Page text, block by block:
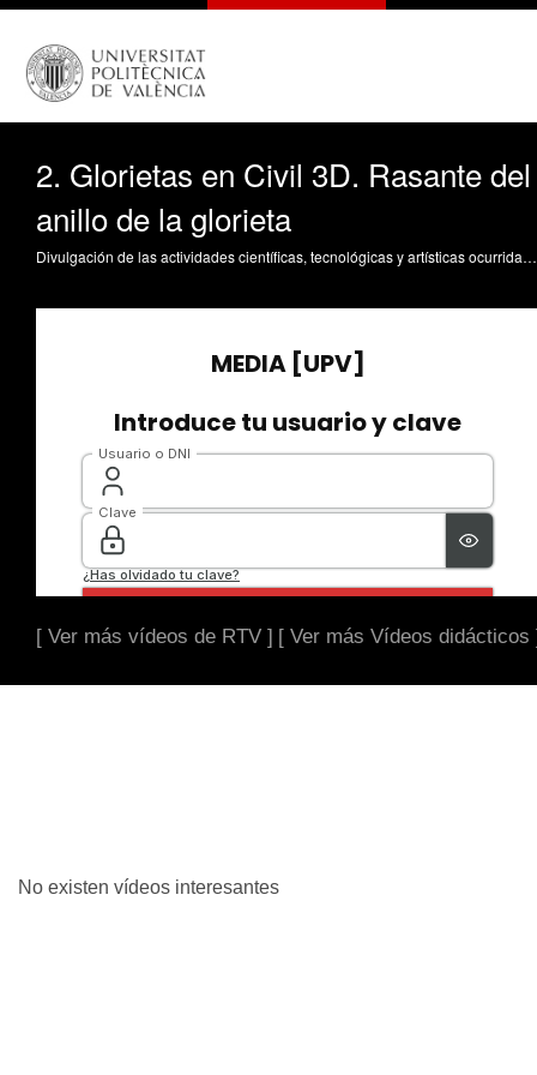
2. Glorietas en Civil 3D. Rasante del
anillo de la glorieta
Divulgación de las actividades científicas, tecnológicas y artísticas ocurridas en los tres campus de la UPV
[ Ver más vídeos de RTV ] [ Ver más Vídeos didácticos
No existen vídeos interesantes